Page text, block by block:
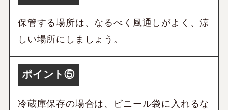
保管する場所は、なるべく風通しがよく、涼
しい場所にしましょう。
ポイント⑤
冷蔵庫保存の場合は、ビニール袋に入れるな